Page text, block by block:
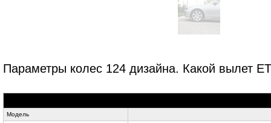
Параметры колес 124 дизайна. Какой вылет
Модель